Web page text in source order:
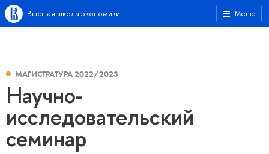
Меню
Высшая школа экономики
МАГИСТРАТУРА 2022/2023
Научно-
исследовательский
семинар